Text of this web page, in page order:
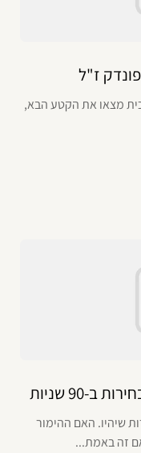
מצאו את הקטע הבא,
היו הבחירות שיהיו. האם ההימור
זה באמת...